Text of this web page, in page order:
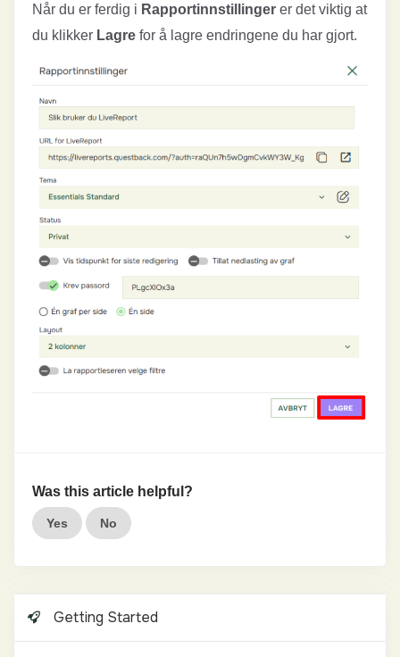
Når du er ferdig i Rapportinnstillinger er det viktig at
du klikker Lagre for å lagre endringene du har gjort.
Was this article helpful?
Yes No
Getting Started